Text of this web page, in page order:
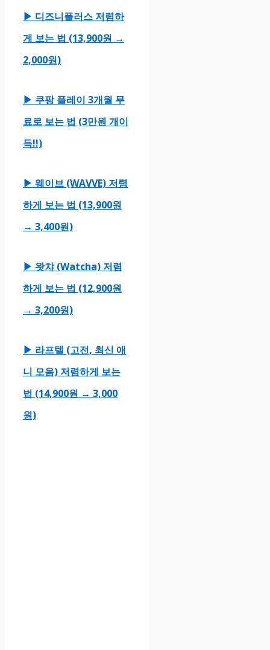
▶ 디즈니플러스 저렴하
게 보는 법 (13,900원 →
2,000원)
▶ 쿠팡 플레이 3개월 무
료로 보는 법 (3만원 개이
득!!)
▶ 웨이브 (WAVVE) 저렴
하게 보는 법 (13,900원
→ 3,400원)
▶ 왓챠 (Watcha) 저렴
하게 보는 법 (12,900원
→ 3,200원)
▶ 라프텔 (고전, 최신 애
니 모음) 저렴하게 보는
법 (14,900원 → 3,000
원)